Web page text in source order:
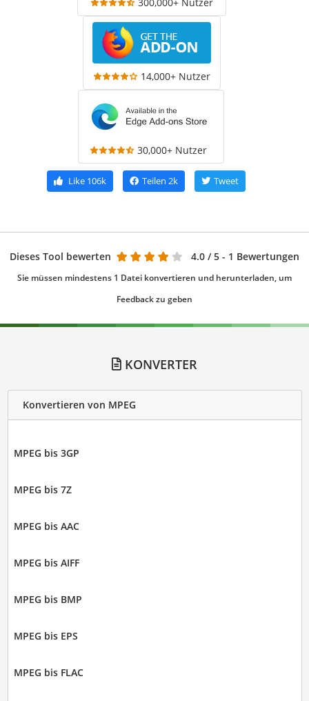
14,000+ Nutzer
30,000+ Nutzer
Like 106k Teilen 2k Tweet
Dieses Tool bewerten 4.0 / 5 - 1 Bewertungen
Sie müssen mindestens 1 Datei konvertieren und herunterladen, um
Feedback zu geben
KONVERTER
Konvertieren von MPEG
MPEG bis 3GP
MPEG bis 7Z
MPEG bis AAC
MPEG bis AIFF
MPEG bis BMP
MPEG bis EPS
MPEG bis FLAC